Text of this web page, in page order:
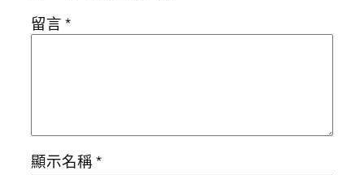
留言*
顯示名稱*